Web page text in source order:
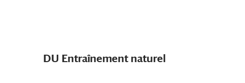
DU Entraînement naturel